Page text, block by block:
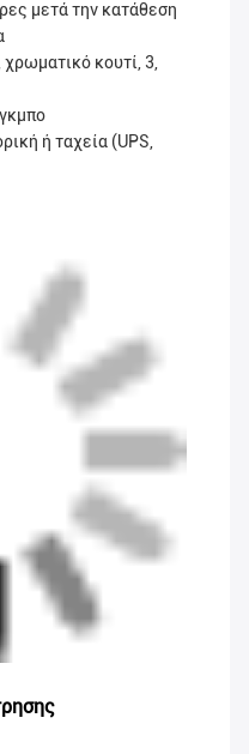
μετά την κατάθεση
κουτί, 3,
ή ταχεία (UPS,